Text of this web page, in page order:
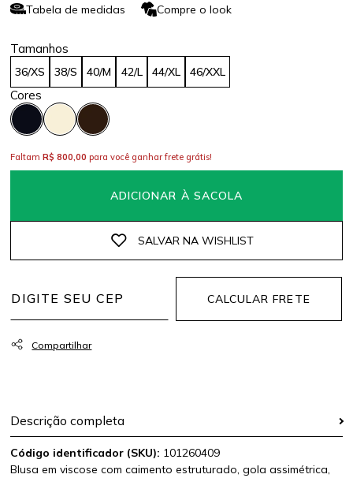
Tabela de medidas Compre o look
36/XS 38/S 40/M 42/L 44/XL 46/XXL
ADICIONAR À SACOLA
FaltamR$ 800,00 para você ganhar frete grátis!
CALCULAR FRETE
Descrição completa
Código identificador (SKU): 101260409
Blusa em viscose com caimento estruturado, gola assimétrica,